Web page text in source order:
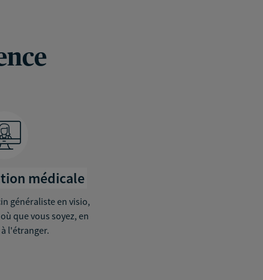
médicale
généraliste en visio,
que vous soyez, en
l'étranger.